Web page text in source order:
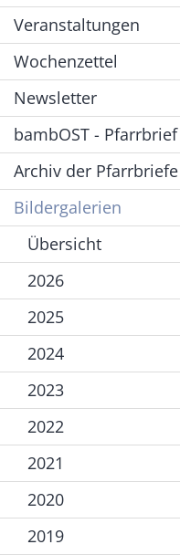
Veranstaltungen
Wochenzettel
Newsletter
bambOST -
Archiv der Pfarrbriefe
Bildergalerien
Übersicht
2026
2025
2024
2023
2022
2021
2020
2019